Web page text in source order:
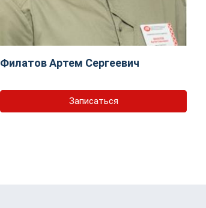
Филатов Артем Сергеевич
Записаться